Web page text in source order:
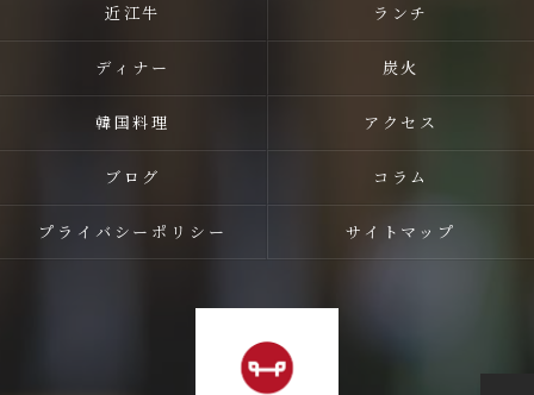
近江牛 ランチ
ディナー 炭火
韓国料理 アクセス
ブログ コラム
プライバシーポリシー サイトマップ